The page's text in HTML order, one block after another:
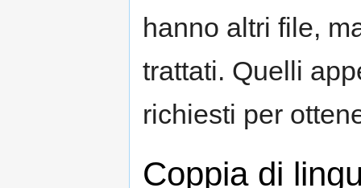
hanno altri file,
trattati. Quelli
richiesti per
Coppia di